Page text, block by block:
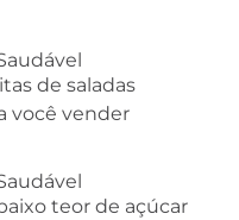
de saladas
você vender
teor de açúcar